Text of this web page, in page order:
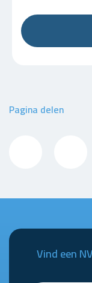
Pagina delen
Vind een